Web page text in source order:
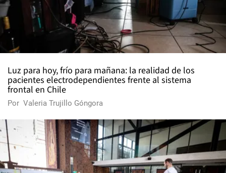
Luz para hoy, frío para mañana: la realidad de los
pacientes electrodependientes frente al sistema
frontal en Chile
Por Valeria Trujillo Góngora